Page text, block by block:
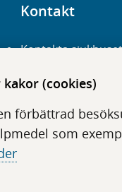
(cookies)
förbättrad
som
Kontakt
Kontakta
Hitta hit
Press